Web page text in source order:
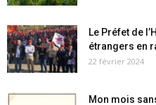
Le Préfet de
étrangers en
22 février 2024
Mon mois